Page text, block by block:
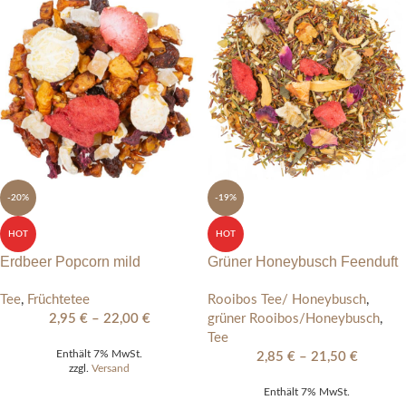
-20%
HOT
Erdbeer Popcorn mild
Tee, Früchtetee
2,95 € – 22,00 €
Enthält 7% MwSt.
zzgl. Versand
-19%
HOT
Grüner Honeybusch Feenduft
Rooibos Tee/ Honeybusch,
grüner Rooibos/Honeybusch,
Tee
2,85 € – 21,50 €
Enthält 7% MwSt.